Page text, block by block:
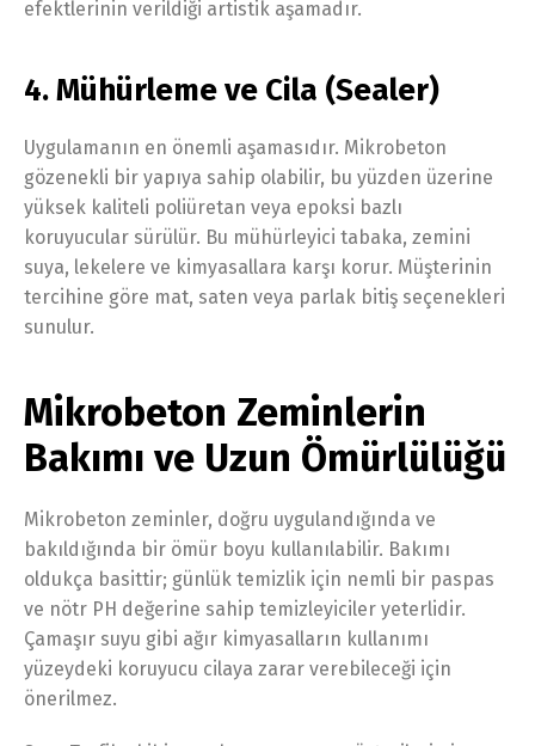
efektlerinin verildiği artistik aşamadır.
4. Mühürleme ve Cila (Sealer)
Uygulamanın en önemli aşamasıdır. Mikrobeton
gözenekli bir yapıya sahip olabilir, bu yüzden üzerine
yüksek kaliteli poliüretan veya epoksi bazlı
koruyucular sürülür. Bu mühürleyici tabaka, zemini
suya, lekelere ve kimyasallara karşı korur. Müşterinin
tercihine göre mat, saten veya parlak bitiş seçenekleri
sunulur.
Mikrobeton Zeminlerin
Bakımı ve Uzun Ömürlülüğü
Mikrobeton zeminler, doğru uygulandığında ve
bakıldığında bir ömür boyu kullanılabilir. Bakımı
oldukça basittir; günlük temizlik için nemli bir paspas
ve nötr PH değerine sahip temizleyiciler yeterlidir.
Çamaşır suyu gibi ağır kimyasalların kullanımı
yüzeydeki koruyucu cilaya zarar verebileceği için
önerilmez.